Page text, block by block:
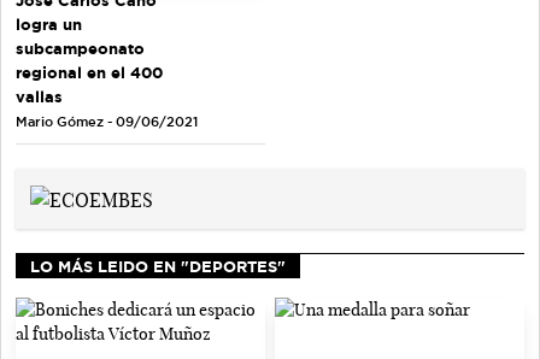
logra un
subcampeonato
regional en el 400
vallas
Mario Gómez - 09/06/2021
LO MÁS LEIDO EN "DEPORTES"